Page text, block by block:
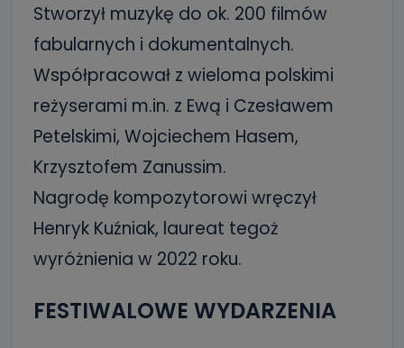
Stworzył muzykę do ok. 200 filmów
fabularnych i dokumentalnych.
Współpracował z wieloma polskimi
reżyserami m.in. z Ewą i Czesławem
Petelskimi, Wojciechem Hasem,
Krzysztofem Zanussim.
Nagrodę kompozytorowi wręczył
Henryk Kuźniak, laureat tegoż
wyróżnienia w 2022 roku.
FESTIWALOWE WYDARZENIA